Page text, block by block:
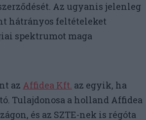
Az ugyanis jelenleg
hátrányos feltételeket
spektrumot maga
az Affidea Kft. az egyik, ha
Tulajdonosa a holland Affidea
és az SZTE-nek is régóta